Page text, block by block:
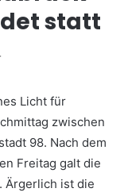
statt
Licht für
zwischen
98. Nach dem
Freitag galt die
Ärgerlich ist die